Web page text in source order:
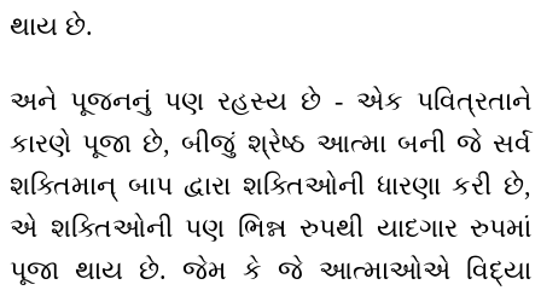
થાય છે.
અને પૂજનનું પણ રહસ્ય છે - એક પવિત્રતાને
કારણે પૂજા છે, બીજું શ્રેષ્ઠ આત્મા બની જે સર્વ
શક્તિમાન્ બાપ દ્વારા શક્તિઓની ધારણા કરી છે,
એ શક્તિઓની પણ ભિન્ન રુપથી યાદગાર રુપમાં
પૂજા થાય છે. જેમ કે જે આત્માઓએ વિદ્યા